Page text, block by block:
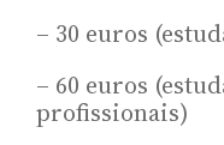
– 30 euros
– 60 euros
profissionais)